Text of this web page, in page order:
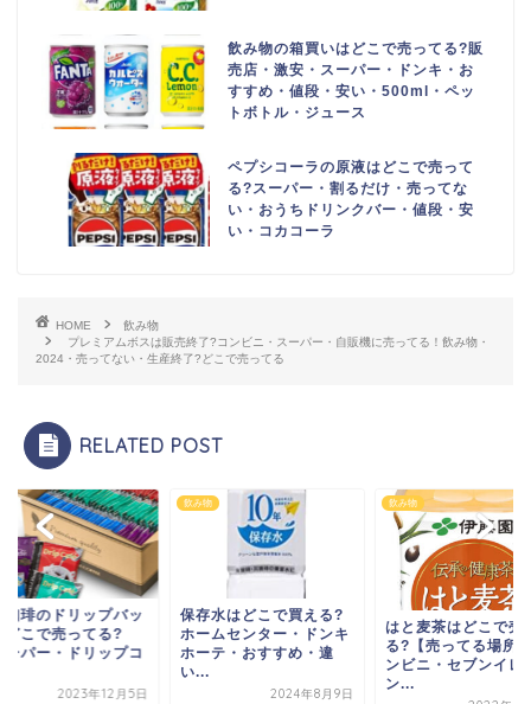
飲み物の箱買いはどこで売ってる?販
売店・激安・スーパー・ドンキ・お
すすめ・値段・安い・500ml・ペッ
トボトル・ジュース
ペプシコーラの原液はどこで売って
る?スーパー・割るだけ・売ってな
い・おうちドリンクバー・値段・安
い・コカコーラ
HOME
飲み物
プレミアムボスは販売終了?コンビニ・スーパー・自販機に売ってる！飲み物・
2024・売ってない・生産終了?どこで売ってる
RELATED POST
水はどこで買える?
ムセンター・ドンキ
テ・おすすめ・違
2024年8月9日
飲み物
はと麦茶はどこで売って
る?【売ってる場所・コ
ンビニ・セブンイレブ
飲み物
澤井珈琲のドリップ
グはどこで売ってる
【スーパー・ドリッ
ー...